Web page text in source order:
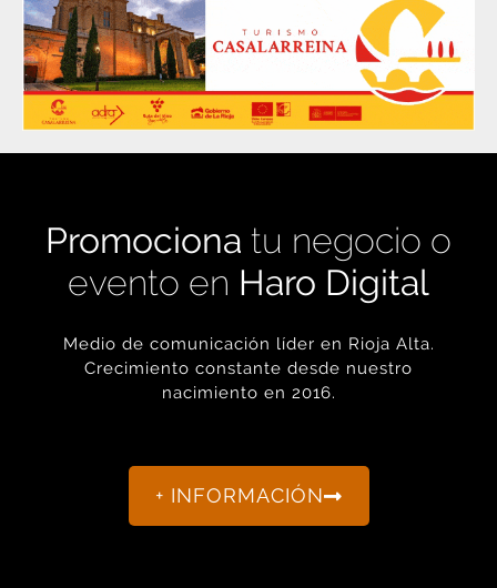
Promociona tu negocio o
evento en Haro Digital
Medio de comunicación líder en Rioja Alta.
Crecimiento constante desde nuestro
nacimiento en 2016.
+ INFORMACIÓN